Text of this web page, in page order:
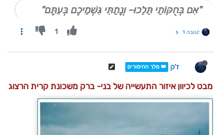
"אִם בְּחֻקּוֹתַי תֵּלֵכוּ- וְנָתַתִּי גִּשְׁמֵיכֶם בְּעִתָּם"
תגובה 1 1
ז'ק 👑 מלך ההימורים
מבט לכיוון איזור התעשייה של בני- ברק משכונת קרית הרצוג